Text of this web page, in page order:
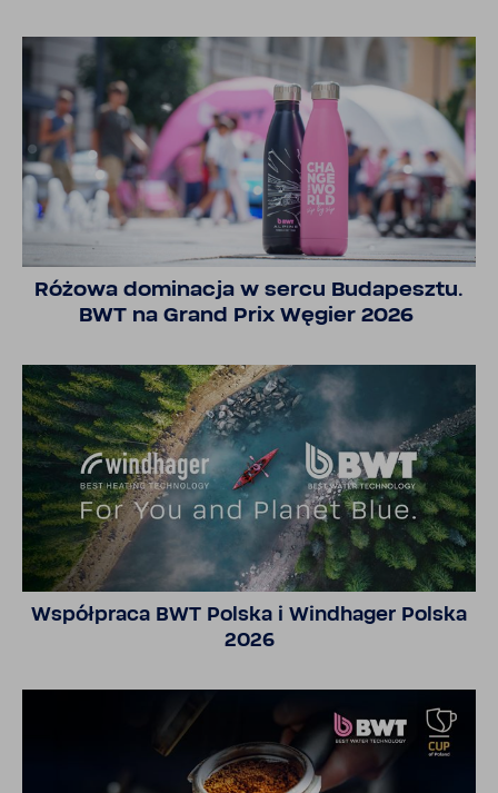
Różowa domi­nacja w sercu Buda­pesztu.
BWT na Grand Prix Węgier 2026
Współ­praca BWT Polska i Windhager Polska
2026